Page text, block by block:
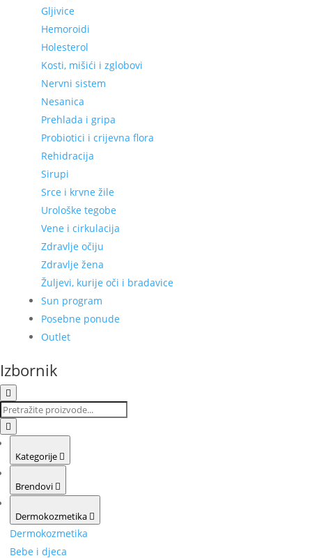
Gljivice
Hemoroidi
Holesterol
Kosti, mišići i zglobovi
Nervni sistem
Nesanica
Prehlada i gripa
Probiotici i crijevna flora
Rehidracija
Sirupi
Srce i krvne žile
Urološke tegobe
Vene i cirkulacija
Zdravlje očiju
Zdravlje žena
Žuljevi, kurije oči i bradavice
Sun program
Posebne ponude
Outlet
Izbornik
Kategorije
Brendovi
Dermokozmetika
Dermokozmetika
Bebe i djeca